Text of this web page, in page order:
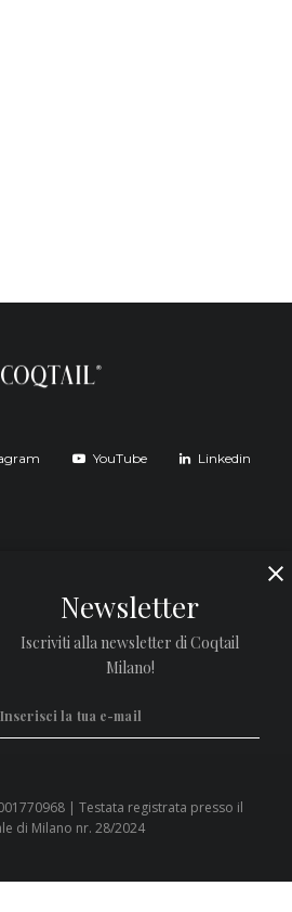
YouTube Linkedin
Newsletter
Iscriviti alla newsletter di Coqtail
Milano!
Privacy Policy
| Testata registrata presso il
di Milano nr. 28/2024